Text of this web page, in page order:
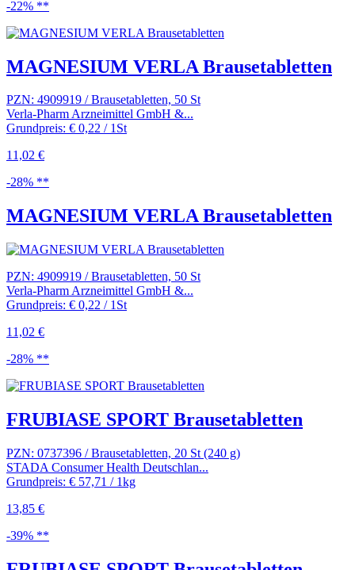
-22% **
MAGNESIUM VERLA Brausetabletten
PZN: 4909919 / Brausetabletten, 50 St
Verla-Pharm Arzneimittel GmbH &...
Grundpreis: € 0,22 / 1St
11,02 €
-28% **
MAGNESIUM VERLA Brausetabletten
PZN: 4909919 / Brausetabletten, 50 St
Verla-Pharm Arzneimittel GmbH &...
Grundpreis: € 0,22 / 1St
11,02 €
-28% **
FRUBIASE SPORT Brausetabletten
PZN: 0737396 / Brausetabletten, 20 St (240 g)
STADA Consumer Health Deutschlan...
Grundpreis: € 57,71 / 1kg
13,85 €
-39% **